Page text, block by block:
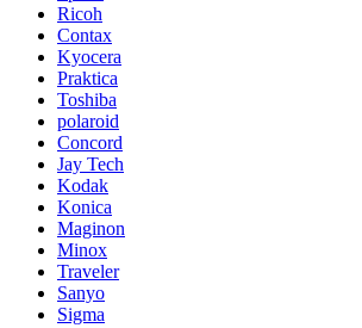
Ricoh
Contax
Kyocera
Praktica
Toshiba
polaroid
Concord
Jay Tech
Kodak
Konica
Maginon
Minox
Traveler
Sanyo
Sigma